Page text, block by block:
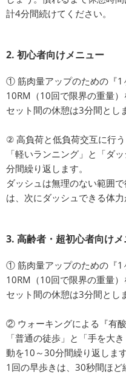
計4分間続けてください。
2. 初心者向けメニュー
① 筋肉量アップのための『1
10RM（10回で限界の重量）
セット間の休憩は3分間とし
② 高負荷と低負荷交互に行う
「軽いランニング」と「ダ
分間繰り返します。
ダッシュは無理のない範囲
は、次にダッシュできる体力
3. 高齢者・超初心者向け
① 筋肉量アップのための『1
10RM（10回で限界の重量）
セット間の休憩は3分間とし
② ウォーキングによる『有酸
「普通の徒歩」と「手を大
動を10～30分間繰り返します
1回の早歩きは、30秒間ほど